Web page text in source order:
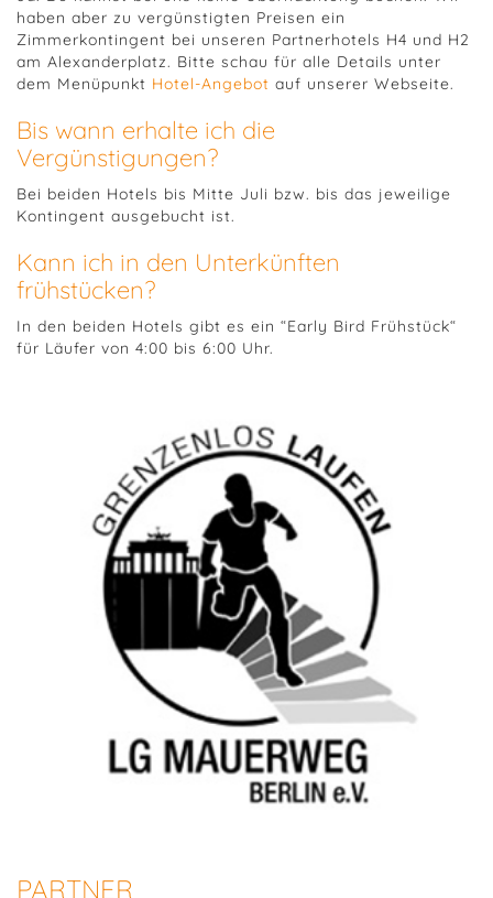
haben aber zu vergünstigten Preisen ein
Zimmerkontingent bei unseren Partnerhotels H4 und H2
am Alexanderplatz. Bitte schau für alle Details unter
dem Menüpunkt Hotel-Angebot auf unserer Webseite.
Bis wann erhalte ich die
Vergünstigungen?
Bei beiden Hotels bis Mitte Juli bzw. bis das jeweilige
Kontingent ausgebucht ist.
Kann ich in den Unterkünften
frühstücken?
In den beiden Hotels gibt es ein “Early Bird Frühstück“
für Läufer von 4:00 bis 6:00 Uhr.
PARTNER